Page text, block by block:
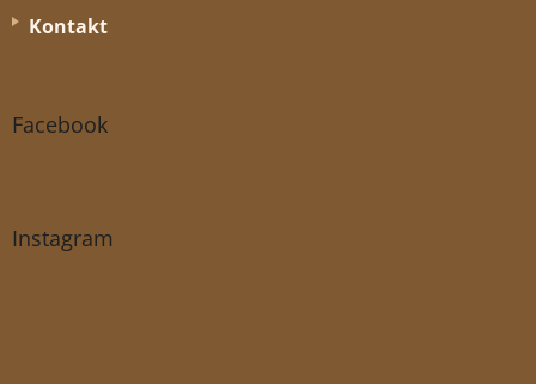
Kontakt
Facebook
Instagram